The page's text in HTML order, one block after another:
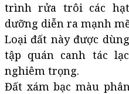
trình rửa trôi các
dưỡng diễn ra mạnh
Loại đất này được
tập quán canh tác
nghiêm trọng.
Đất xám bạc màu